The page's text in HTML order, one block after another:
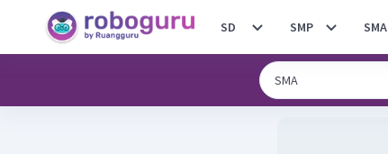
SD SMP SMA